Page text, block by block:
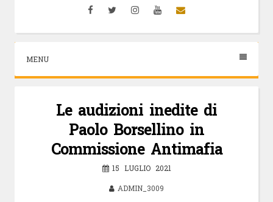
FacebookTwitterInstagramYouTubeEmail
MENU
Le audizioni inedite di
Paolo Borsellino in
Commissione Antimafia
15 LUGLIO 2021
ADMIN_3009